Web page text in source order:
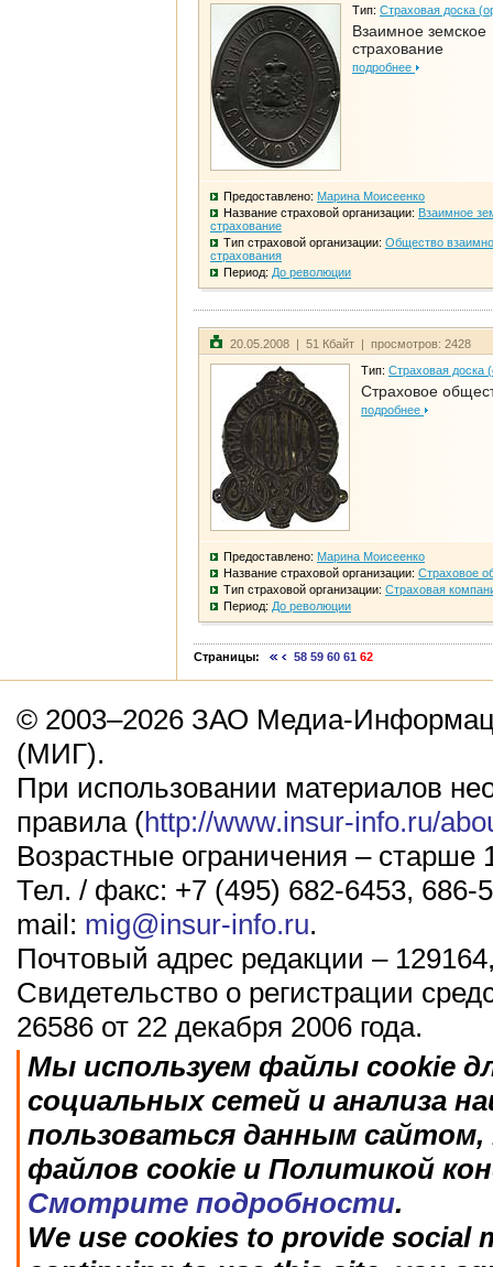
Тип: Страховая доска
Взаимное земское
страхование
подробнее
Предоставлено: Марина Моисеенко
Название страховой организации: Взаимное
страхование
Тип страховой организации: Общество
страхования
Период: До революции
20.05.2008 | 51 Кбайт | просмотров: 2428
Тип: Страховая доска
Страховое
подробнее
Предоставлено: Марина Моисеенко
Название страховой организации: Страховое
Тип страховой организации: Страховая
Период: До революции
Страницы: 58 59 60 61 62
© 2003–2026 ЗАО Медиа-
(МИГ).
При использовании материалов
правила (http://www.insur-info.ru/
Возрастные ограничения – старше
Тел. / факс: +7 (495) 682-6453, 686-
mail: mig@insur-info.ru.
Почтовый адрес редакции –
Свидетельство о регистрации
26586 от 22 декабря 2006 года.
Мы используем файлы cookie
социальных сетей и анализа
пользоваться данным
файлов cookie и Политикой
Смотрите подробности.
We use cookies to provide social